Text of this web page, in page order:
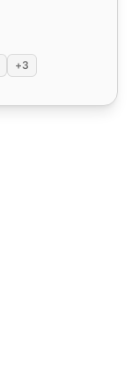
+3